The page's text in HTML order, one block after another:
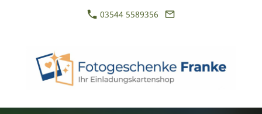
03544 5589356